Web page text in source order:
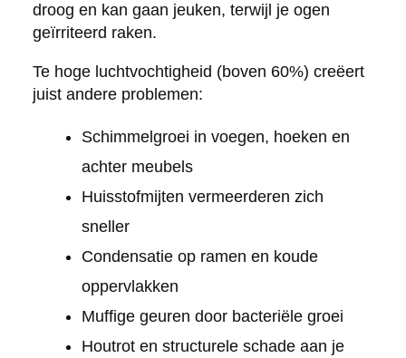
droog en kan gaan jeuken, terwijl je ogen
geïrriteerd raken.
Te hoge luchtvochtigheid (boven 60%) creëert
juist andere problemen:
Schimmelgroei in voegen, hoeken en
achter meubels
Huisstofmijten vermeerderen zich
sneller
Condensatie op ramen en koude
oppervlakken
Muffige geuren door bacteriële groei
Houtrot en structurele schade aan je